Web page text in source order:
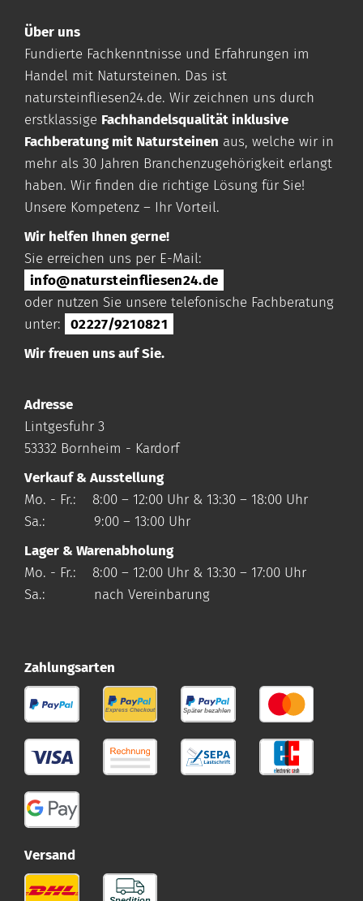
Über uns
Fundierte Fachkenntnisse und Erfahrungen im
Handel mit Natursteinen. Das ist
natursteinfliesen24.de. Wir zeichnen uns durch
erstklassige Fachhandelsqualität inklusive
Fachberatung mit Natursteinen aus, welche wir in
mehr als 30 Jahren Branchenzugehörigkeit erlangt
haben. Wir finden die richtige Lösung für Sie!
Unsere Kompetenz – Ihr Vorteil.
Wir helfen Ihnen gerne!
Sie erreichen uns per E-Mail:
info@natursteinfliesen24.de
oder nutzen Sie unsere telefonische Fachberatung
unter:
02227/9210821
Wir freuen uns auf Sie.
Adresse
Lintgesfuhr 3
53332 Bornheim - Kardorf
Verkauf & Ausstellung
Mo. - Fr.: 8:00 – 12:00 Uhr & 13:30 – 18:00 Uhr
Sa.: 9:00 – 13:00 Uhr
Lager & Warenabholung
Mo. - Fr.: 8:00 – 12:00 Uhr & 13:30 – 17:00 Uhr
Sa.: nach Vereinbarung
Zahlungsarten
Versand